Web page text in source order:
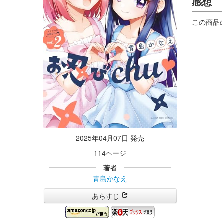
2025年04月07日 発売
114ページ
著者
青島かなえ
あらすじ
この商品